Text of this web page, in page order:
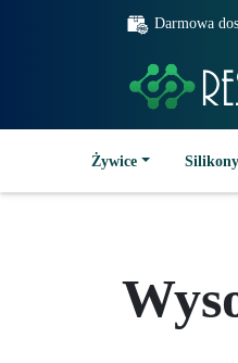
Darmowa
Żywice